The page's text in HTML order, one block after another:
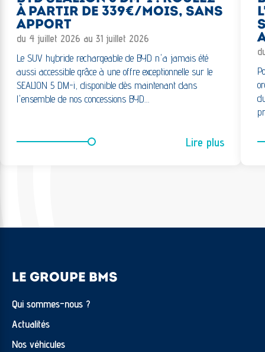
À PARTIR DE 339€/MOIS, SANS
APPORT
du 4 juillet 2026 au 31 juillet 2026
Le SUV hybride rechargeable de BYD n'a jamais été
aussi accessible grâce à une offre exceptionnelle sur le
SEALION 5 DM-i, disponible dès maintenant dans
l'ensemble de nos concessions BYD…
Lire plus
LE GROUPE BMS
Qui sommes-nous ?
Actualités
Nos véhicules